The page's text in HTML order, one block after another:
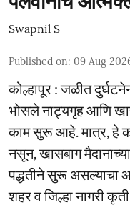
Swapnil S
Published on: 09 Aug
कोल्हापूर : जळीत
भोसले नाट्यगृह आणि
काम सुरू आहे. मात्र, हे
नसून, खासबाग
पद्धतीने सुरू असल्याचा
शहर व जिल्हा नागरी